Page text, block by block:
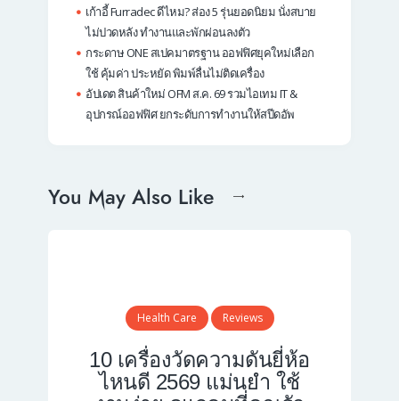
เก้าอี้ Furradec ดีไหม? ส่อง 5 รุ่นยอดนิยม นั่งสบาย
ไม่ปวดหลัง ทำงานและพักผ่อนลงตัว
กระดาษ ONE สเปคมาตรฐาน ออฟฟิศยุคใหม่เลือก
ใช้ คุ้มค่า ประหยัด พิมพ์ลื่นไม่ติดเครื่อง
อัปเดต สินค้าใหม่ OFM ส.ค. 69 รวมไอเทม IT &
อุปกรณ์ออฟฟิศ ยกระดับการทำงานให้สปีดอัพ
You May Also Like
Health Care Reviews
10 เครื่องวัดความดันยี่ห้อ
ไหนดี 2569 แม่นยำ ใช้